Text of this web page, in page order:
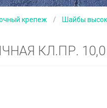
крепеж / Шайбы
КЛ.ПР. 10,0